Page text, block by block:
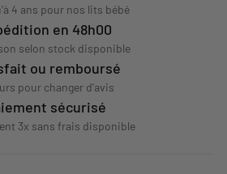
4 ans pour nos lits bébé
en 48h00
selon stock disponible
ou remboursé
pour changer d'avis
sécurisé
3x sans frais disponible